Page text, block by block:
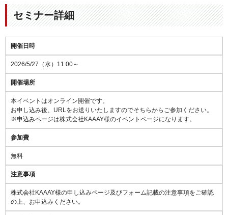
セミナー詳細
開催日時
2026/5/27（水）11:00～
開催場所
本イベントはオンライン開催です。
お申し込み後、URLをお送りいたしますのでそちらからご参加ください。
※申込みページは株式会社KAAAY様のイベントページになります。
参加費
無料
注意事項
株式会社KAAAY様の申し込みページ及びフォーム記載の注意事項をご確認
の上、お申込みください。